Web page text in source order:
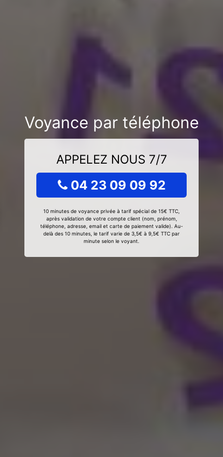
Voyance par téléphone
APPELEZ NOUS 7/7
04 23 09 09 92
10 minutes de voyance privée à tarif spécial de 15€ TTC,
après validation de votre compte client (nom, prénom,
téléphone, adresse, email et carte de paiement valide). Au-
delà des 10 minutes, le tarif varie de 3,5€ à 9,5€ TTC par
minute selon le voyant.